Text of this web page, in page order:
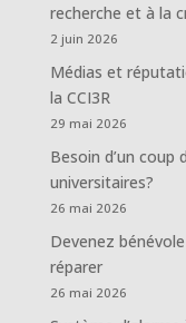
recherche et à la
2 juin 2026
Médias et
la CCI3R
29 mai 2026
Besoin d’un coup
universitaires?
26 mai 2026
Devenez
réparer
26 mai 2026